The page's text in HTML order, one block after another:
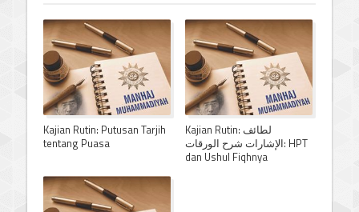
Kajian Rutin: Putusan Tarjih
tentang Puasa
Kajian Rutin: لطائف
الإشارات شرح الورقات: HPT
dan Ushul Fiqhnya